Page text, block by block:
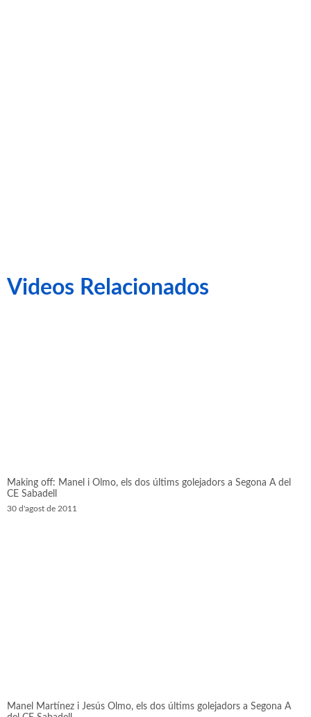
Videos Relacionados
Making off: Manel i Olmo, els dos últims golejadors a Segona A del
CE Sabadell
30 d'agost de 2011
Manel Martínez i Jesús Olmo, els dos últims golejadors a Segona A